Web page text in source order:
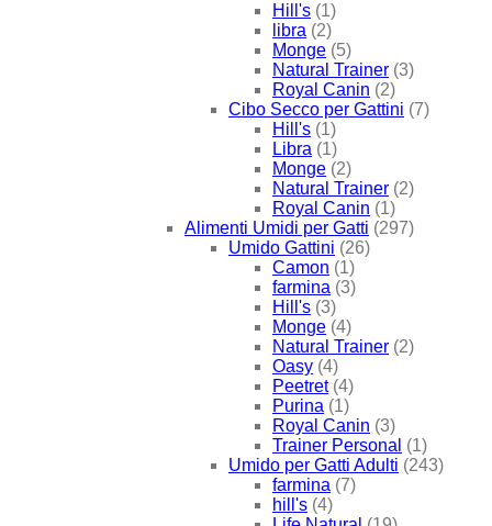
Hill's (1)
libra (2)
Monge (5)
Natural Trainer (3)
Royal Canin (2)
Cibo Secco per Gattini (7)
Hill's (1)
Libra (1)
Monge (2)
Natural Trainer (2)
Royal Canin (1)
Alimenti Umidi per Gatti (297)
Umido Gattini (26)
Camon (1)
farmina (3)
Hill's (3)
Monge (4)
Natural Trainer (2)
Oasy (4)
Peetret (4)
Purina (1)
Royal Canin (3)
Trainer Personal (1)
Umido per Gatti Adulti (243)
farmina (7)
hill's (4)